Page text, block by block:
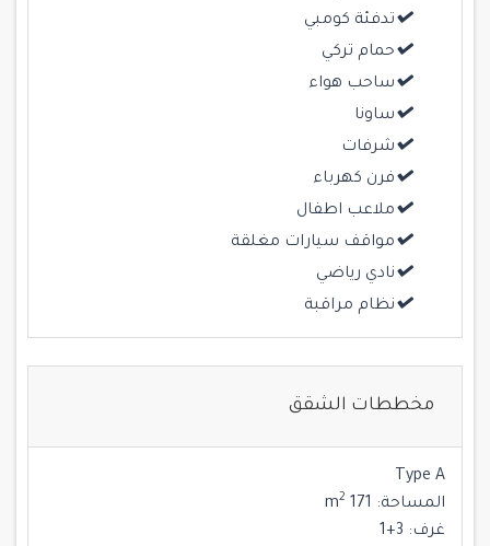
تدفئة كومبي
حمام تركي
ساحب هواء
ساونا
شرفات
فرن كهرباء
ملاعب اطفال
مواقف سيارات مغلقة
نادي رياضي
نظام مراقبة
مخططات الشقق
Type A
المساحة:
2
غرف: